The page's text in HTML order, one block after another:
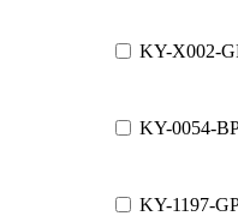
KY-X002-
KY-0054-
KY-1197-